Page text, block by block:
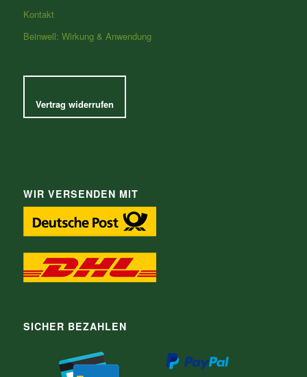
Kontakt
Beinwell: Wirkung & Anwendung
Vertrag widerrufen
WIR VERSENDEN MIT
SICHER BEZAHLEN